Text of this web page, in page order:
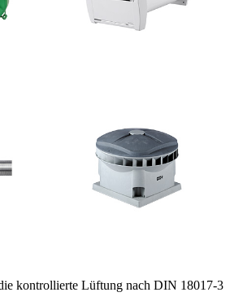
kontrollierte Lüftung nach DIN 18017-3